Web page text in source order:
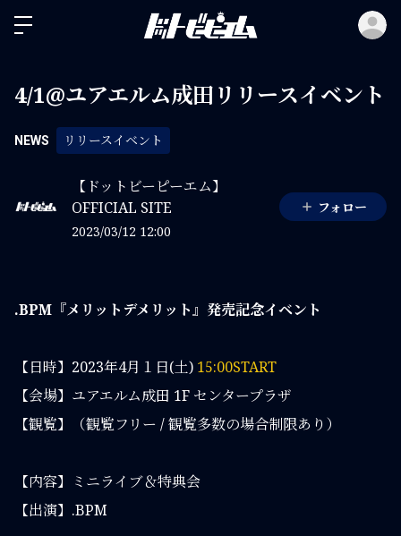
4/1@ユアエルム成田リリースイベント
NEWS リリースイベント
【ドットビーピーエム】
OFFICIAL SITE
2023/03/12 12:00
フォロー
.BPM 『メリットデメリット』 発売記念イベント
【日時】2023年4月１日(土) 15:00START
【会場】ユアエルム成田 1F センタープラザ
【観覧】（観覧フリー / 観覧多数の場合制限あり）
【内容】ミニライブ＆特典会
【出演】.BPM